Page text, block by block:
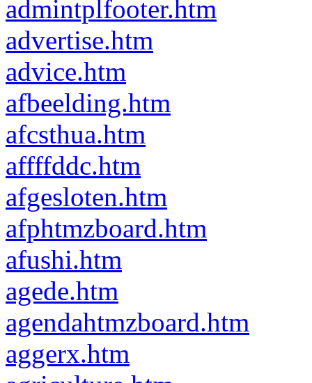
admintplfooter.htm
advertise.htm
advice.htm
afbeelding.htm
afcsthua.htm
affffddc.htm
afgesloten.htm
afphtmzboard.htm
afushi.htm
agede.htm
agendahtmzboard.htm
aggerx.htm